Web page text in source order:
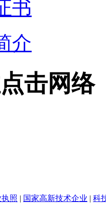
书
介
击网络
照 | 国家高新技术企业 | 科